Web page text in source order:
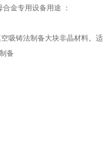
金专用设备用途 ：
吸铸法制备大块非晶材料。
备